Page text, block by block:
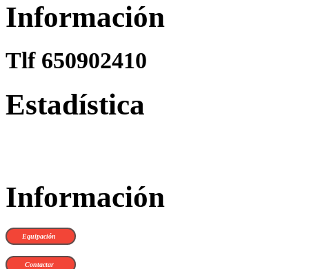
Información
Tlf 650902410
Estadística
Información
Equipación
Contactar